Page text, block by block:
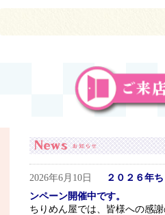
2026年6月10日
２０２６年
ンペーン開催中です。
ちりめん屋では、皆様への感